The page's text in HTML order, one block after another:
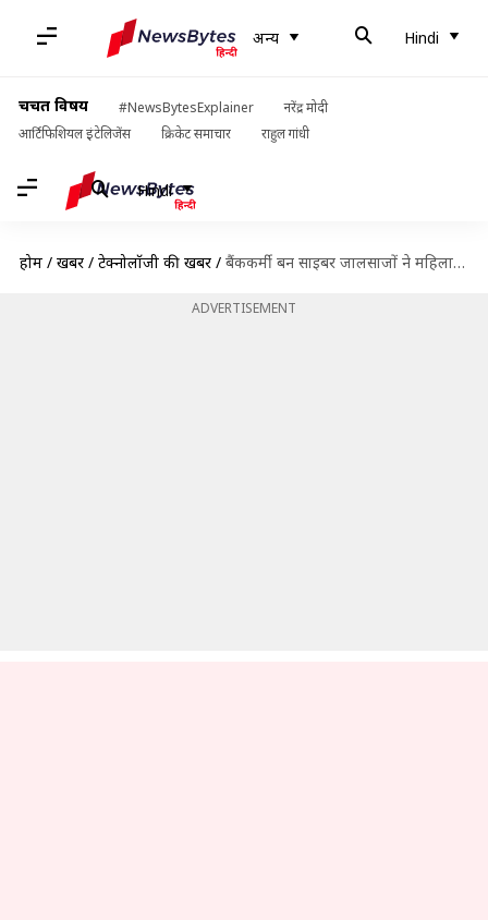
अन्य Hindi
चर्चित विषय #NewsBytesExplainer
नरेंद्र मोदी
आर्टिफिशियल इंटेलिजेंस
क्रिकेट समाचार राहुल गांधी
Hindi
होम / खबरें / टेक्नोलॉजी की खबरें / बैंककर्मी बन साइबर जालसाजों ने महिला डॉक्टर को बनाया अपना शिकार, ठग लिए 5 लाख रुपये
ADVERTISEMENT